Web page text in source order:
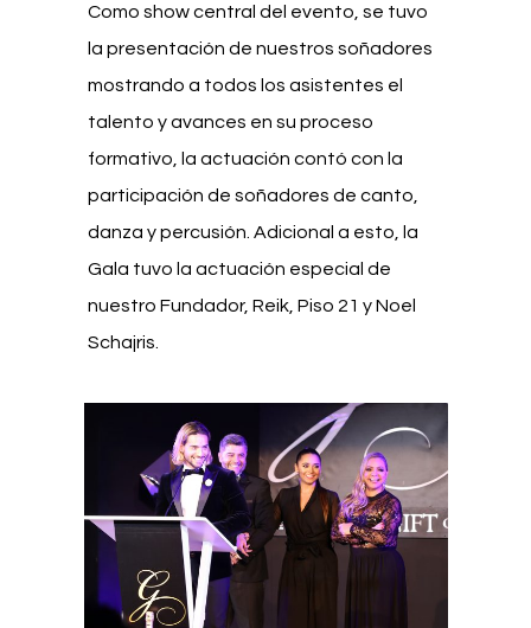
Como show central del evento, se tuvo
la presentación de nuestros soñadores
mostrando a todos los asistentes el
talento y avances en su proceso
formativo, la actuación contó con la
participación de soñadores de canto,
danza y percusión. Adicional a esto, la
Gala tuvo la actuación especial de
nuestro Fundador, Reik, Piso 21 y Noel
Schajris.